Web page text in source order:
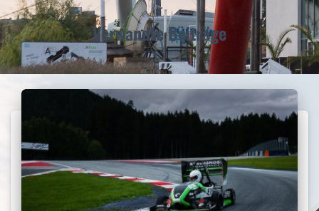
h
:
Verwandte Beiträge